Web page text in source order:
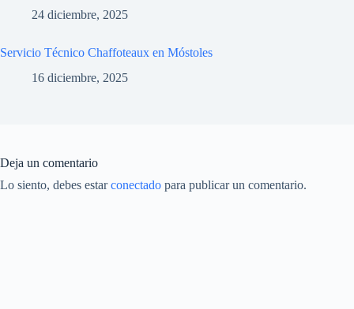
24 diciembre, 2025
Servicio Técnico Chaffoteaux en Móstoles
16 diciembre, 2025
Deja un comentario
Lo siento, debes estarconectado para publicar un comentario.